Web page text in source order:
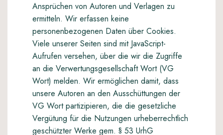
Ansprüchen von Autoren und Verlagen zu
ermitteln. Wir erfassen keine
personenbezogenen Daten über Cookies.
Viele unserer Seiten sind mit JavaScript-
Aufrufen versehen, über die wir die Zugriffe
an die Verwertungsgesellschaft Wort (VG
Wort) melden. Wir ermöglichen damit, dass
unsere Autoren an den Ausschüttungen der
VG Wort partizipieren, die die gesetzliche
Vergütung für die Nutzungen urheberrechtlich
geschützter Werke gem. § 53 UrhG